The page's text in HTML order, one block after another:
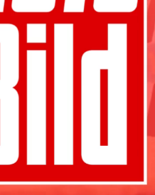
von insights zu
in klare insights und
von daten – custom